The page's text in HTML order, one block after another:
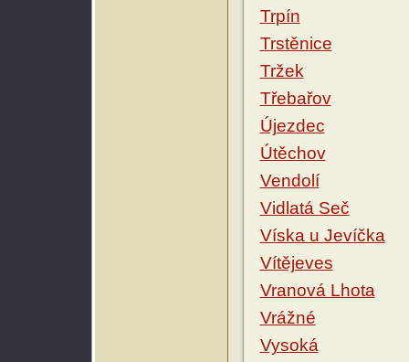
Trpín
Trstěnice
Tržek
Třebařov
Újezdec
Útěchov
Vendolí
Vidlatá Seč
Víska u Jevíčka
Vítějeves
Vranová Lhota
Vrážné
Vysoká